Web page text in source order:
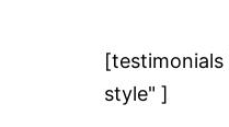
style" ]